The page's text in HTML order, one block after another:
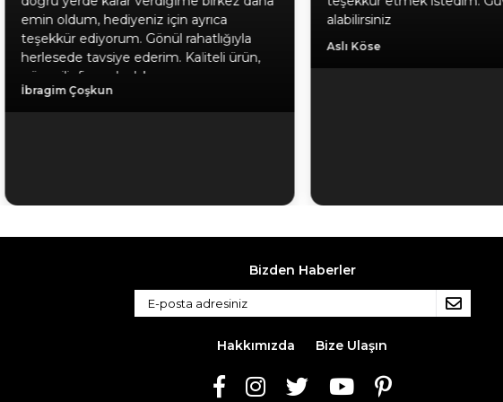
emin oldum, hediyeniz için ayrıca
teşekkür ediyorum. Gönül rahatlığıyla
herlesede tavsiye ederim. Kaliteli ürün,
güvenilir firma, hızlı kargo.
İbragim Çoşkun
alabilirsiniz
Aslı Köse
Bizden Haberler
Hakkımızda Bize Ulaşın